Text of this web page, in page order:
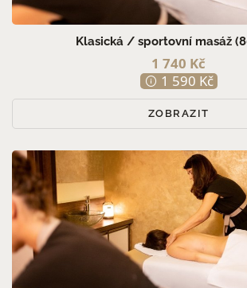
Klasická / sportovní masáž
1 740 Kč
1 590 Kč
ZOBRAZIT